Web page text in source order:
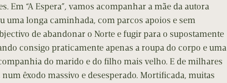
Em “A Espera”, vamos acompanhar a mãe da autora
uma longa caminhada, com parcos apoios e sem
de abandonar o Norte e fugir para o supostamente
consigo praticamente apenas a roupa do corpo e uma
do marido e do filho mais velho. E de milhares
êxodo massivo e desesperado. Mortificada, muitas